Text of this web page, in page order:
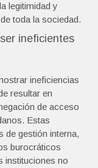
legitimidad y
toda la sociedad.
ineficientes
ineficiencias
resultar en
de acceso
Estas
de gestión interna,
burocráticos
instituciones no